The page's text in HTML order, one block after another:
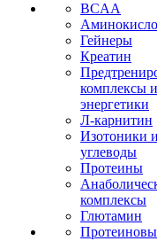
BCAA
Гейнеры
Креатин
комплексы и
энергетики
Л-карнитин
Изотоники и
углеводы
Протеины
комплексы
Глютамин